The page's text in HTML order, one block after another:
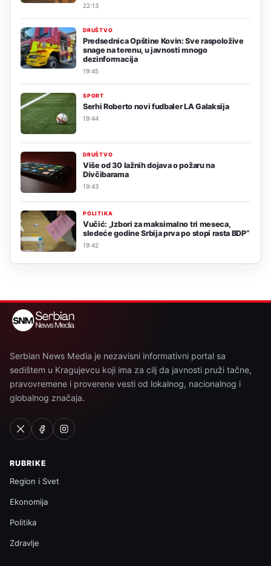
22:13
DRUŠTVO
Predsednica Opštine Kovin: Sve raspoložive
snage na terenu, u javnosti mnogo
dezinformacija
19:45
SPORT
Serhi Roberto novi fudbaler LA Galaksija
19:44
DRUŠTVO
Više od 30 lažnih dojava o požaru na
Divčibarama
19:43
POLITIKA
Vučić: „Izbori za maksimalno tri meseca,
sledeće godine Srbija prva po stopi rasta BDP“
19:42
Serbian News Media je nezavisni informativni portal sa
sedištem u Kragujevcu koji ima za cilj da javnosti pruži tačne,
pravovremene i proverene vesti od lokalnog, nacionalnog i
globalnog značaja.
RUBRIKE
Region i Svet
Ekonomija
Politika
Zdravlje